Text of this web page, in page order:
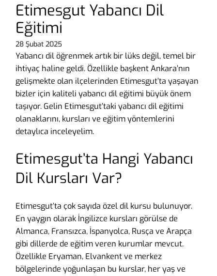
Etimesgut Yabancı Dil
Eğitimi
28 Şubat 2025
Yabancı dil öğrenmek artık bir lüks değil, temel bir
ihtiyaç haline geldi. Özellikle başkent Ankara’nın
gelişmekte olan ilçelerinden Etimesgut’ta yaşayan
bizler için kaliteli yabancı dil eğitimi büyük önem
taşıyor. Gelin Etimesgut’taki yabancı dil eğitimi
olanaklarını, kursları ve eğitim yöntemlerini
detaylıca inceleyelim.
Etimesgut’ta Hangi Yabancı
Dil Kursları Var?
Etimesgut’ta çok sayıda özel dil kursu bulunuyor.
En yaygın olarak İngilizce kursları görülse de
Almanca, Fransızca, İspanyolca, Rusça ve Arapça
gibi dillerde de eğitim veren kurumlar mevcut.
Özellikle Eryaman, Elvankent ve merkez
bölgelerinde yoğunlaşan bu kurslar, her yaş ve